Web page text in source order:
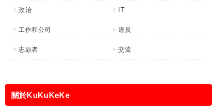
政治 IT
工作和公司 違反
志願者 交流
關於KuKuKeKe